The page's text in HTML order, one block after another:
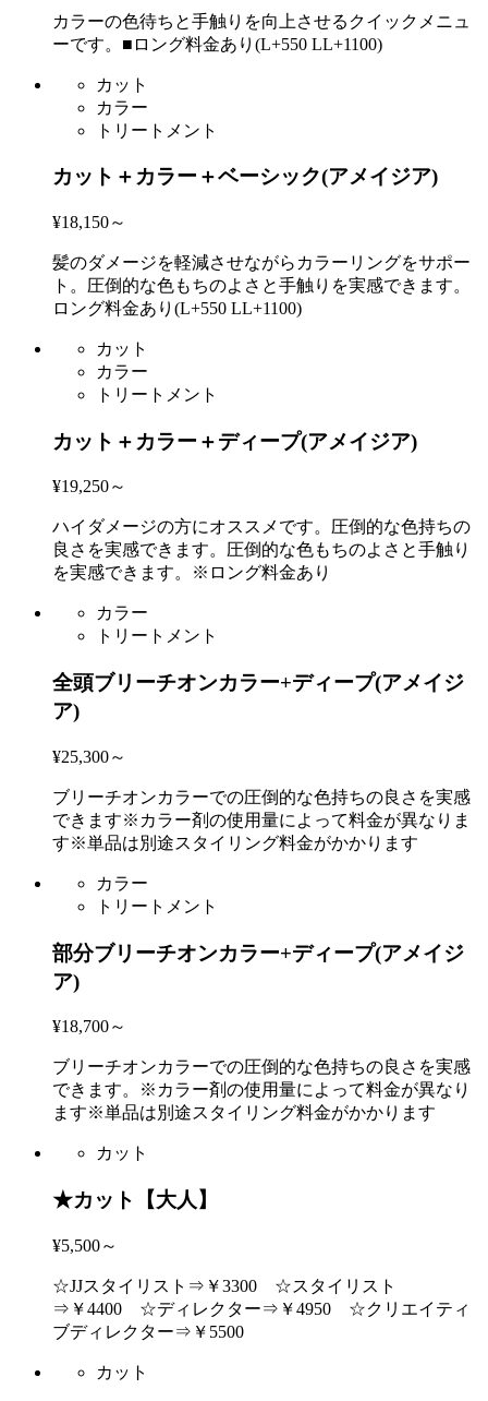
カラーの色待ちと手触りを向上させるクイックメニュ
ーです。■ロング料金あり(L+550 LL+1100)
カット
カラー
トリートメント
カット＋カラー＋ベーシック(アメイジア)
¥18,150～
髪のダメージを軽減させながらカラーリングをサポー
ト。圧倒的な色もちのよさと手触りを実感できます。
ロング料金あり(L+550 LL+1100)
カット
カラー
トリートメント
カット＋カラー＋ディープ(アメイジア)
¥19,250～
ハイダメージの方にオススメです。圧倒的な色持ちの
良さを実感できます。圧倒的な色もちのよさと手触り
を実感できます。※ロング料金あり
カラー
トリートメント
全頭ブリーチオンカラー+ディープ(アメイジ
ア)
¥25,300～
ブリーチオンカラーでの圧倒的な色持ちの良さを実感
できます※カラー剤の使用量によって料金が異なりま
す※単品は別途スタイリング料金がかかります
カラー
トリートメント
部分ブリーチオンカラー+ディープ(アメイジ
ア)
¥18,700～
ブリーチオンカラーでの圧倒的な色持ちの良さを実感
できます。※カラー剤の使用量によって料金が異なり
ます※単品は別途スタイリング料金がかかります
カット
★カット【大人】
¥5,500～
☆JJスタイリスト⇒￥3300 ☆スタイリスト
⇒￥4400 ☆ディレクター⇒￥4950 ☆クリエイティ
ブディレクター⇒￥5500
カット